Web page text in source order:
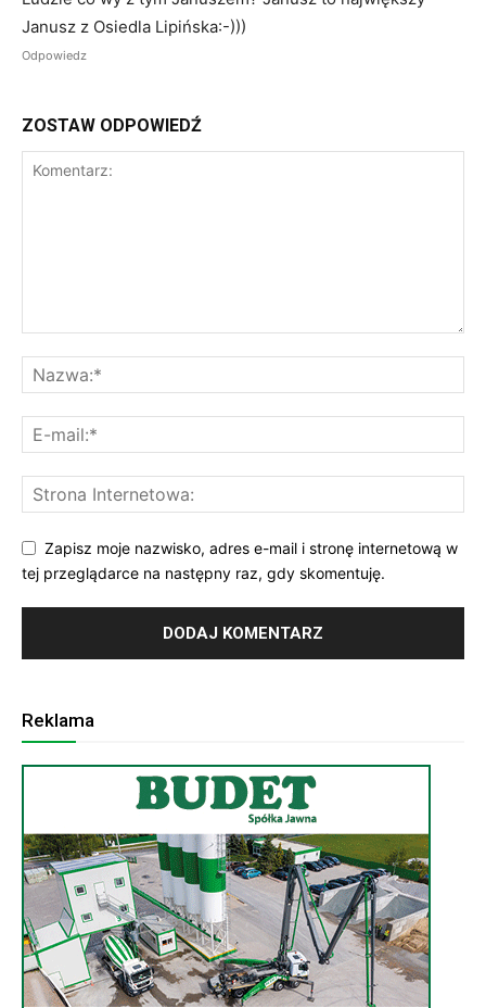
Janusz z Osiedla Lipińska:-)))
Odpowiedz
ZOSTAW ODPOWIEDŹ
Zapisz moje nazwisko, adres e-mail i stronę internetową w
tej przeglądarce na następny raz, gdy skomentuję.
Reklama